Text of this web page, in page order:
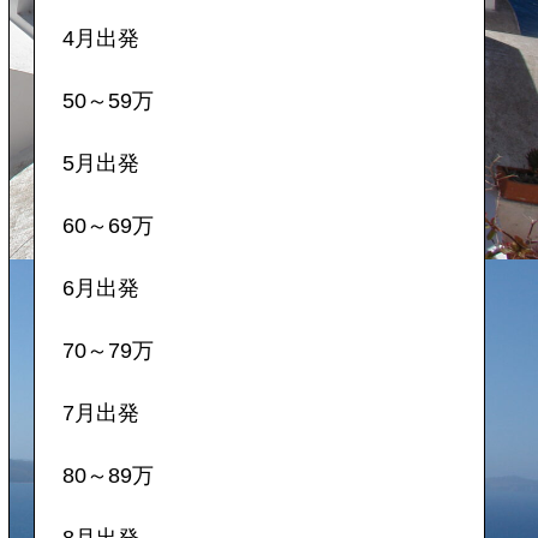
4月出発
50～59万
5月出発
60～69万
6月出発
70～79万
7月出発
80～89万